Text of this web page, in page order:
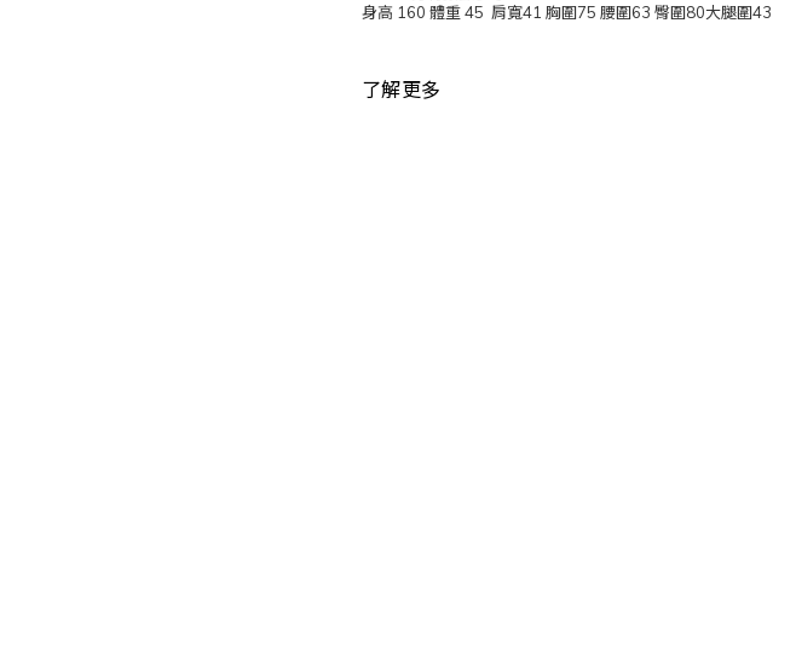
身高 160 體重 45 肩寬41 胸圍75 腰圍63 臀圍80大腿圍43
了解更多